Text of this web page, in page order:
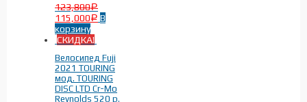
123,800Р
115,000 Р В
корзину
СКИДКА!
Велосипед Fuji
2021 TOURING
мод. TOURING
DISC LTD Cr-Mo
Reynolds 520 р.